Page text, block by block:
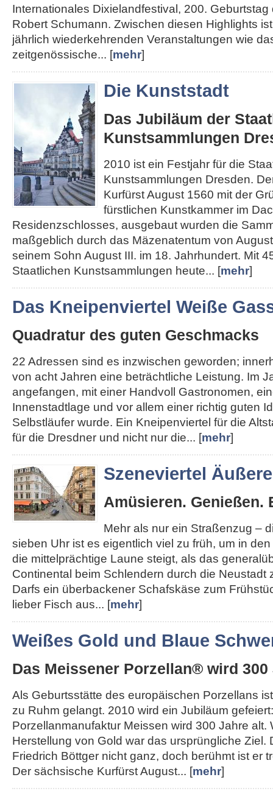
Internationales Dixielandfestival, 200.
Robert Schumann. Zwischen diesen Highlights
jährlich wiederkehrenden Veranstaltungen wie
zeitgenössische... [mehr]
Die Kunststadt
Das Jubiläum der
Kunstsammlungen
2010 ist ein Festjahr für die
Kunstsammlungen Dresden.
Kurfürst August 1560 mit der
fürstlichen Kunstkammer im
Residenzschlosses, ausgebaut wurden die
maßgeblich durch das Mäzenatentum von
seinem Sohn August III. im 18. Jahrhundert. Mit
Staatlichen Kunstsammlungen heute... [mehr]
Das Kneipenviertel Weiße
Quadratur des guten Geschmacks
22 Adressen sind es inzwischen geworden;
von acht Jahren eine beträchtliche Leistung. Im
angefangen, mit einer Handvoll Gastronomen,
Innenstadtlage und vor allem einer richtig guten
Selbstläufer wurde. Ein Kneipenviertel für die
für die Dresdner und nicht nur die... [mehr]
Szeneviertel
Amüsieren. Genießen.
Mehr als nur ein Straßenzug –
sieben Uhr ist es eigentlich viel zu früh, um in
die mittelprächtige Laune steigt, als das
Continental beim Schlendern durch die Neustadt
Darfs ein überbackener Schafskäse zum
lieber Fisch aus... [mehr]
Weißes Gold und Blaue
Das Meissener Porzellan® wird 300
Als Geburtsstätte des europäischen Porzellans
zu Ruhm gelangt. 2010 wird ein Jubiläum
Porzellanmanufaktur Meissen wird 300 Jahre
Herstellung von Gold war das ursprüngliche Ziel.
Friedrich Böttger nicht ganz, doch berühmt ist er
Der sächsische Kurfürst August... [mehr]